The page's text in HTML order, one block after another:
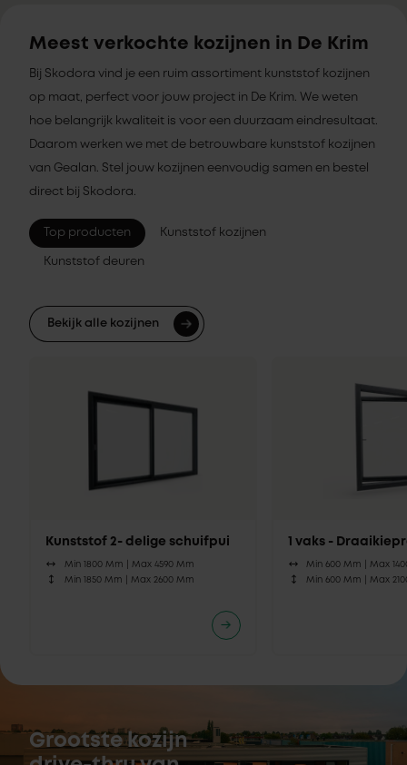
Meest verkochte kozijnen in De Krim
Bij Skodora vind je een ruim assortiment kunststof kozijnen
op maat, perfect voor jouw project in De Krim. We weten
hoe belangrijk kwaliteit is voor een duurzaam eindresultaat.
Daarom werken we met de betrouwbare kunststof kozijnen
van Gealan. Stel jouw kozijnen eenvoudig samen en bestel
direct bij Skodora.
Top producten Kunststof kozijnen
Kunststof deuren
Bekijk alle kozijnen
Kunststof 2- delige schuifpui
Min 1800 Mm | Max 4590 Mm
Min 1850 Mm | Max 2600 Mm
1 vaks -
Min 600 Mm |Max
Min 600 Mm |Max
Grootste kozijn